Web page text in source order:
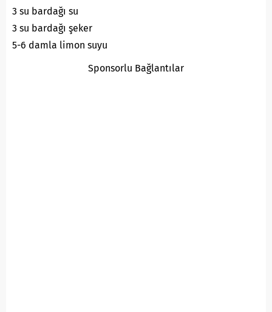
3 su bardağı su
3 su bardağı şeker
5-6 damla limon suyu
Sponsorlu Bağlantılar